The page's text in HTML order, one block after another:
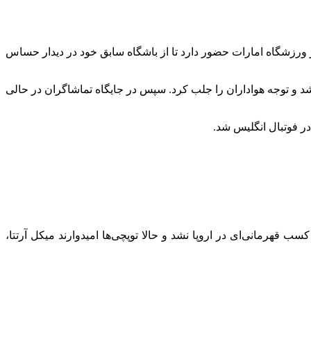
امارات حضور دارد تا از باشگاه سابق خود در دیدار حساس
شد و توجه هواداران را جلب کرد. سپس در جایگاه تماشاگران در حالی
در اروپا نشد و حالا توپچی‌ها امیدوارند میکل آرتتا،